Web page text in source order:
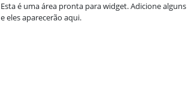
Esta é uma área pronta para widget. Adicione alguns
e eles aparecerão aqui.